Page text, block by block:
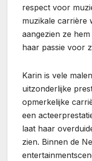
respect voor
muzikale carrière
aangezien ze
haar passie voor
Karin is vele
uitzonderlijke
opmerkelijke
een
laat haar
zien. Binnen de